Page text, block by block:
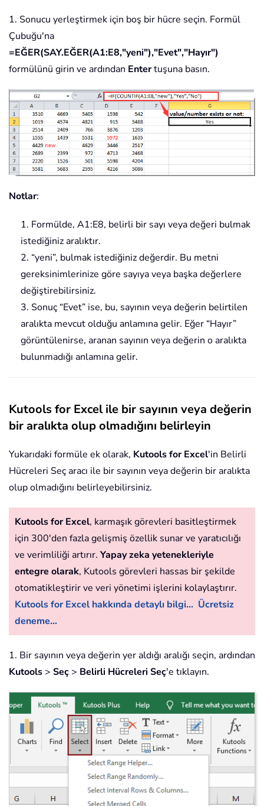
1. Sonucu yerleştirmek için boş bir hücre seçin. Formül
Çubuğu'na
=EĞER(SAY.EĞER(A1:E8,"yeni"),"Evet","Hayır")
formülünü girin ve ardından Entertuşuna basın.
Notlar:
1. Formülde, A1:E8, belirli bir sayı veya değeri bulmak
istediğiniz aralıktır.
2. “yeni”, bulmak istediğiniz değerdir. Bu metni
gereksinimlerinize göre sayıya veya başka değerlere
değiştirebilirsiniz.
3. Sonuç “Evet” ise, bu, sayının veya değerin belirtilen
aralıkta mevcut olduğu anlamına gelir. Eğer “Hayır”
görüntülenirse, aranan sayının veya değerin o aralıkta
bulunmadığı anlamına gelir.
Kutools for Excel ile bir sayının veya değerin
bir aralıkta olup olmadığını belirleyin
Yukarıdaki formüle ek olarak, Kutools for Excel'in Belirli
Hücreleri Seç aracı ile bir sayının veya değerin bir aralıkta
olup olmadığını belirleyebilirsiniz.
Kutools for Excel, karmaşık görevleri basitleştirmek
için 300'den fazla gelişmiş özellik sunar ve yaratıcılığı
ve verimliliği artırır. Yapay zeka yetenekleriyle
entegre olarak, Kutools görevleri hassas bir şekilde
otomatikleştirir ve veri yönetimi işlerini kolaylaştırır.
Kutools for Excel hakkında detaylı bilgi... Ücretsiz
deneme...
1. Bir sayının veya değerin yer aldığı aralığı seçin, ardından
Kutools > Seç > Belirli Hücreleri Seç'e tıklayın.